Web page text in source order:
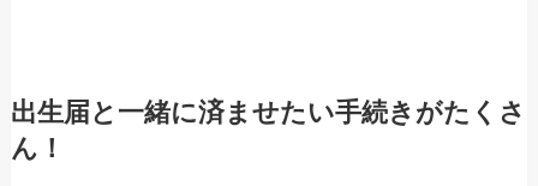
出生届と一緒に済ませたい手続きがたくさ
ん！